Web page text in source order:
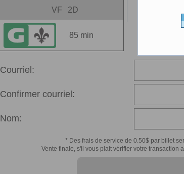
VF
2D
85 min
Courriel:
Confirmer courriel:
Nom:
* Des frais de service de 0.50$ par billet
Vente finale, s'il vous plait vérifier votre transaction